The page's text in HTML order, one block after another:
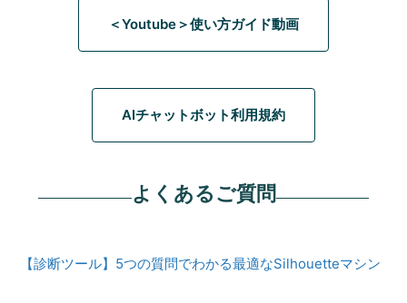
＜Youtube＞使い方ガイド動画
AIチャットボット利用規約
よくあるご質問
【診断ツール】5つの質問でわかる最適なSilhouetteマシン